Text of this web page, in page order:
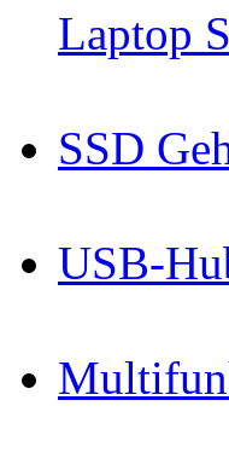
Laptop
SSD
USB-